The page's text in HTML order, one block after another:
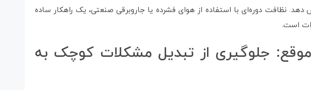
نظافت دوره‌ای با استفاده از هوای فشرده یا جاروبرقی صنعتی، یک راهکار ساده
است.
جلوگیری از تبدیل مشکلات کوچک به